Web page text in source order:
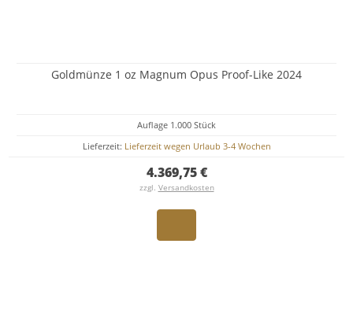
Goldmünze 1 oz Magnum Opus Proof-Like 2024
Auflage 1.000 Stück
Lieferzeit: Lieferzeit wegen Urlaub 3-4 Wochen
4.369,75 €
zzgl. Versandkosten